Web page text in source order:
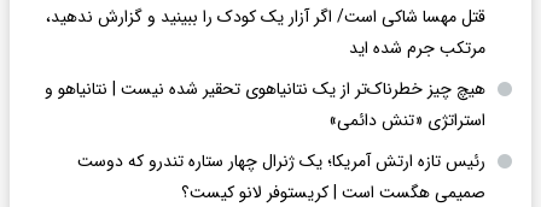
قتل مهسا شاکی است/ اگر آزار یک کودک را ببینید و گزارش ندهید،
مرتکب جرم شده اید
هیچ چیز خطرناک‌تر از یک نتانیاهوی تحقیر شده نیست | نتانیاهو و
استراتژی «تنش دائمی»
رئیس تازه ارتش آمریکا؛ یک ژنرال چهار ستاره تندرو که دوست
صمیمی هگست است | کریستوفر لانو کیست؟